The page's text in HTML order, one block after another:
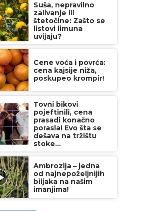
Suša, nepravilno
zalivanje ili
štetočine: Zašto se
listovi limuna
uvijaju?
Cene voća i povrća:
cena kajsije niža,
poskupeo krompir!
Tovni bikovi
pojeftinili, cena
prasadi konačno
porasla! Evo šta se
dešava na tržištu
stoke...
Ambrozija – jedna
od najnepoželjnijih
biljaka na našim
imanjima!